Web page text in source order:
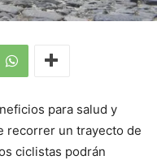
para salud y
recorrer un trayecto de
ciclistas podrán